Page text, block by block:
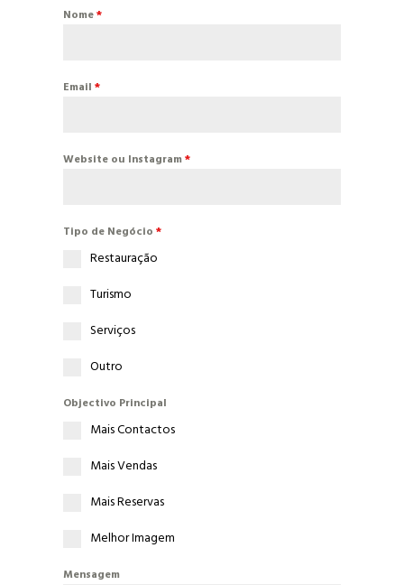
Nome*
Email *
Website ou Instagram*
Tipo de Negócio *
Restauração
Turismo
Serviços
Outro
Objectivo Principal
Mais Contactos
Mais Vendas
Mais Reservas
Melhor Imagem
Mensagem